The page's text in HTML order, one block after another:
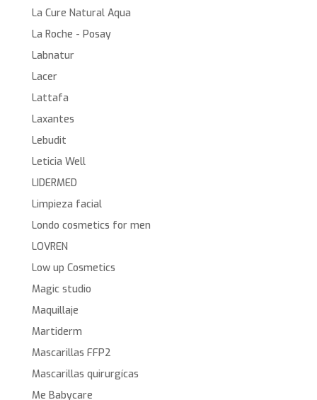
La Cure Natural Aqua
La Roche - Posay
Labnatur
Lacer
Lattafa
Laxantes
Lebudit
Leticia Well
LIDERMED
Limpieza facial
Londo cosmetics for men
LOVREN
Low up Cosmetics
Magic studio
Maquillaje
Martiderm
Mascarillas FFP2
Mascarillas quirurgícas
Me Babycare